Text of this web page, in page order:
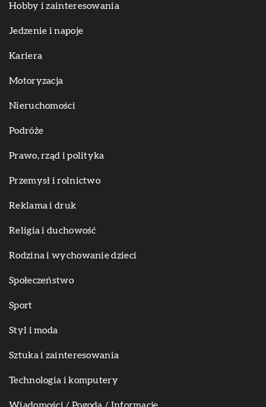
Hobby i zainteresowania
Jedzenie i napoje
Kariera
Motoryzacja
Nieruchomości
Podróże
Prawo, rząd i polityka
Przemysł i rolnictwo
Reklama i druk
Religia i duchowość
Rodzina i wychowanie dzieci
Społeczeństwo
Sport
Styl i moda
Sztuka i zainteresowania
Technologia i komputery
Wiadomości / Pogoda / Informacje